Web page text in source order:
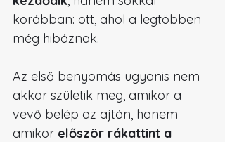
korábban: ott, ahol a legtöbben
még hibáznak.
Az első benyomás ugyanis nem
akkor születik meg, amikor a
vevő belép az ajtón, hanem
amikor először rákattint a